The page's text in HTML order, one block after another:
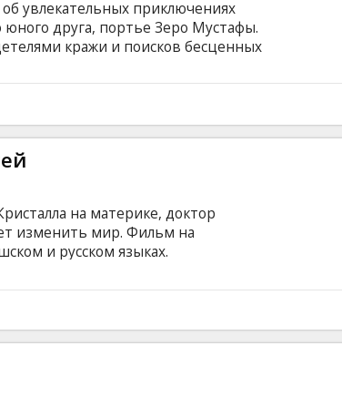
об увлекательных приключениях
юного друга, портье Зеро Мустафы.
кражи и поисков бесценных
двумя кровопролитными
с субтитрами на латышском
на материке, доктор
изменить мир. Фильм на
и русском языках.